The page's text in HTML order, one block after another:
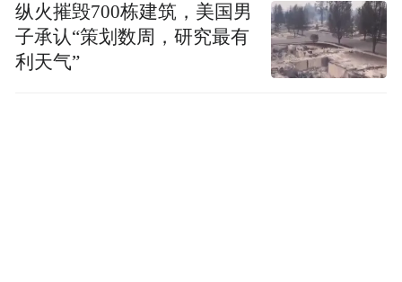
纵火摧毁700栋建筑，美国男
子承认“策划数周，研究最有
利天气”